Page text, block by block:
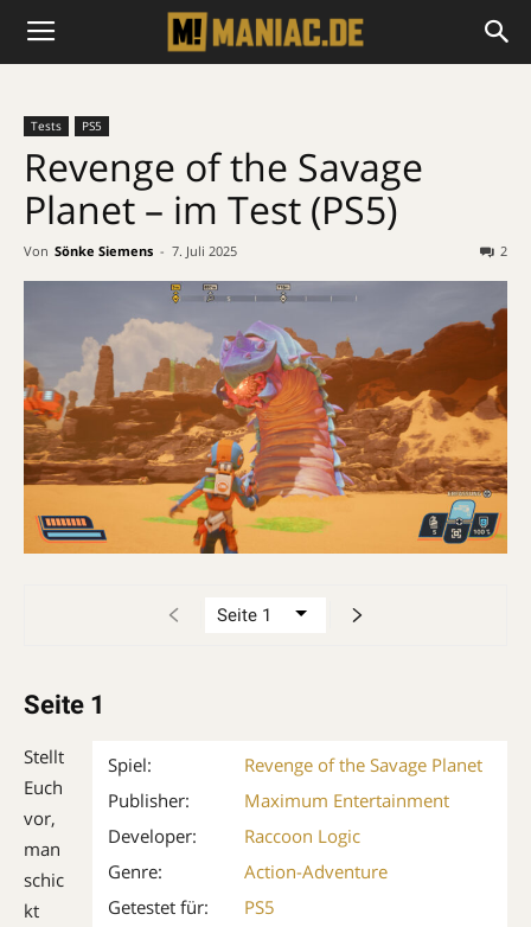
Tests PS5
Revenge of the Savage
Planet – im Test (PS5)
Von Sönke Siemens - 7. Juli 2025 2
Seite 1
Spiel:
Revenge of the Savage Planet
Publisher:
Maximum Entertainment
Developer:
Raccoon Logic
Genre:
Action-Adventure
Getestet für:
PS5
Stellt
Euch
vor,
man
schic
kt